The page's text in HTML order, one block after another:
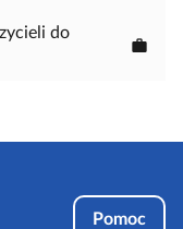
Pomoc
do
work